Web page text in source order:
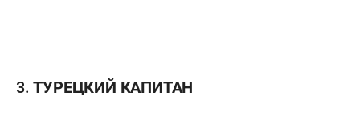
3. ТУРЕЦКИЙ КАПИТАН